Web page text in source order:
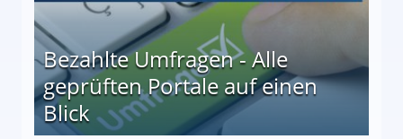
Bezahlte Umfragen - Alle
geprüften Portale auf einen
Blick